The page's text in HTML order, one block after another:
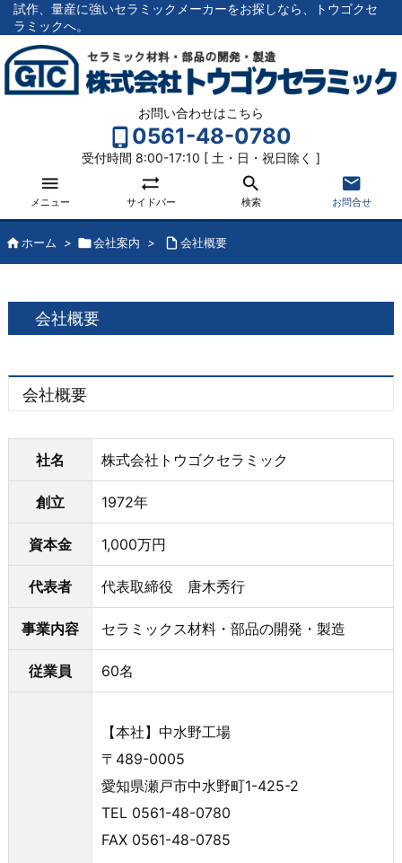
試作、量産に強いセラミックメーカーをお探しなら、トウゴクセ
ラミックへ。
お問い合わせはこちら
0561-48-0780
受付時間 8:00-17:10 [ 土・日・祝日除く ]

メニュー

サイドバー

検索

お問合せ
ホーム > 会社案内 >  会社概要
会社概要
会社概要
社名 株式会社トウゴクセラミック
創立 1972年
資本金 1,000万円
代表者 代表取締役 唐木秀行
事業内容 セラミックス材料・部品の開発・製造
従業員 60名
【本社】中水野工場
〒489-0005
愛知県瀬戸市中水野町1-425-2
TEL 0561-48-0780
FAX 0561-48-0785